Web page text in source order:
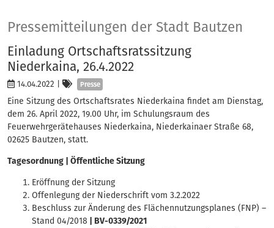
Presse
Pressemitteilungen der Stadt Bautzen
Einladung Ortschaftsratssitzung
Niederkaina, 26.4.2022
14.04.2022 Kategorien
Presse
Eine Sitzung des Ortschaftsrates Niederkaina findet am Dienstag,
dem 26. April 2022, 19.00 Uhr, im Schulungsraum des
Feuerwehrgerätehauses Niederkaina, Niederkainaer Straße 68,
02625 Bautzen, statt.
Tagesordnung | Öffentliche Sitzung
Eröffnung der Sitzung
Offenlegung der Niederschrift vom 3.2.2022
Beschluss zur Änderung des Flächennutzungsplanes (FNP) –
Stand 04/2018 | BV-0339/2021